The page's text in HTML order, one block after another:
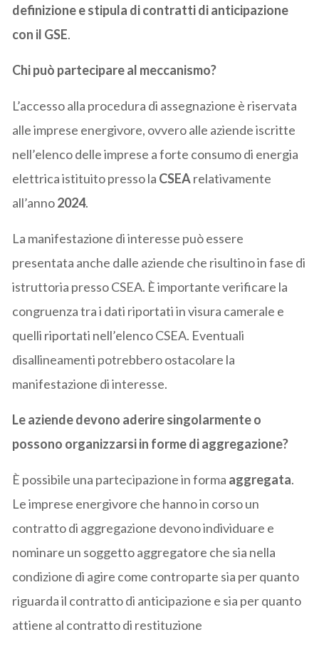
definizione e stipula di contratti di anticipazione
con il GSE.
Chi può partecipare al meccanismo?
L’accesso alla procedura di assegnazione è riservata
alle imprese energivore, ovvero alle aziende iscritte
nell’elenco delle imprese a forte consumo di energia
elettrica istituito presso la CSEArelativamente
all’anno2024.
La manifestazione di interesse può essere
presentata anche dalle aziende che risultino in fase di
istruttoria presso CSEA. È importante verificare la
congruenza tra i dati riportati in visura camerale e
quelli riportati nell’elenco CSEA. Eventuali
disallineamenti potrebbero ostacolare la
manifestazione di interesse.
Le aziende devono aderire singolarmente o
possono organizzarsi in forme di aggregazione?
È possibile una partecipazione in forma aggregata.
Le imprese energivore che hanno in corso un
contratto di aggregazione devono individuare e
nominare un soggetto aggregatore che sia nella
condizione di agire come controparte sia per quanto
riguarda il contratto di anticipazione e sia per quanto
attiene al contratto di restituzione